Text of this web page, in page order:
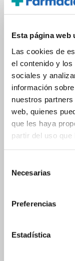
Esta página web
Las cookies de
el contenido y
sociales y
información
nuestros
web, quienes
que les haya
partir del uso
Necesarias
Preferencias
Estadística